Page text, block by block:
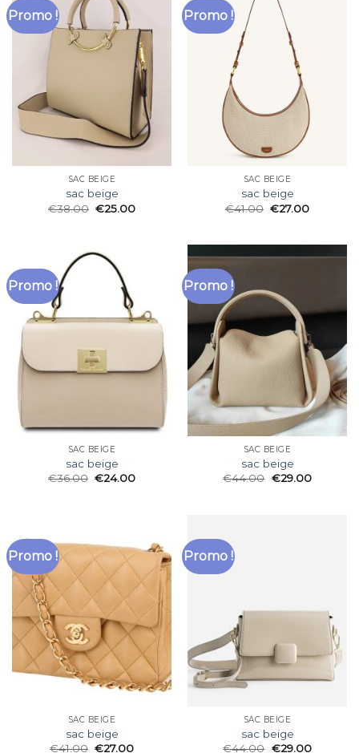
Promo !
SAC BEIGE
sac beige
€38.00 €25.00
Promo !
SAC BEIGE
sac beige
€41.00 €27.00
Promo !
SAC BEIGE
sac beige
€36.00 €24.00
Promo !
SAC BEIGE
sac beige
€44.00 €29.00
Promo !
SAC BEIGE
sac beige
€41.00 €27.00
Promo !
SAC BEIGE
sac beige
€44.00 €29.00